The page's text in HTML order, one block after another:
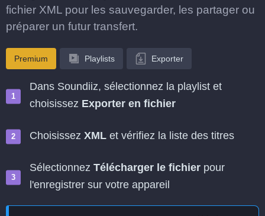
fichier XML pour les sauvegarder, les partager ou
préparer un futur transfert.
Premium Playlists Exporter
Dans Soundiiz, sélectionnez la playlist et
choisissez Exporter en fichier
Choisissez XML et vérifiez la liste des titres
Sélectionnez Télécharger le fichier pour
l'enregistrer sur votre appareil